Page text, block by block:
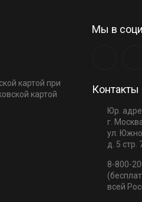
картой при
картой
Мы в
Контакты
Юр.
г.
ул.
д. 5 стр.
8-800-
всей